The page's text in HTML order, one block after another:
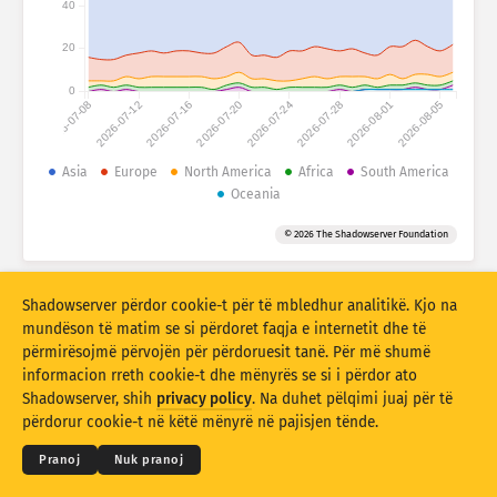
Statistikat e sulmeve: Pajisje
Ndihma
Shtetet
Grupi i të dhënave
Limiti
Mbivendosja
Përditëso Rivendos
Shkarko si PNG
2026-07-082026-07-122026-07-162026-07-202026-07-242026-07-282026-08-012026-08-05
0
20
40
Asia Europe North America Africa
South America
Oceania
© 2026 The Shadowserver Foundation
© 2026THE SHADOWSERVER FOUNDATION
Privatësia dhe kushtet
Na kontaktoni Kreditet
Shadowserver përdor cookie-t për të mbledhur analitikë. Kjo na
mundëson të matim se si përdoret faqja e internetit dhe të
përmirësojmë përvojën për përdoruesit tanë. Për më shumë
informacion rreth cookie-t dhe mënyrës se si i përdor ato
Shadowserver, shih privacy policy. Na duhet pëlqimi juaj për të
përdorur cookie-t në këtë mënyrë në pajisjen tënde.
Pranoj Nuk pranoj